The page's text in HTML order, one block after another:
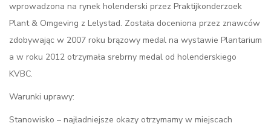
wprowadzona na rynek holenderski przez Praktijkonderzoek
Plant & Omgeving z Lelystad. Została doceniona przez znawców
zdobywając w 2007 roku brązowy medal na wystawie Plantarium
a w roku 2012 otrzymała srebrny medal od holenderskiego
KVBC.
Warunki uprawy:
Stanowisko – najładniejsze okazy otrzymamy w miejscach